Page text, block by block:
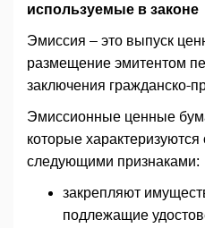
используемые в законе
Эмиссия – это выпуск
размещение эмитентом
заключения гражданско-
Эмиссионные ценные
которые
следующими признаками:
закрепляют
подлежащие